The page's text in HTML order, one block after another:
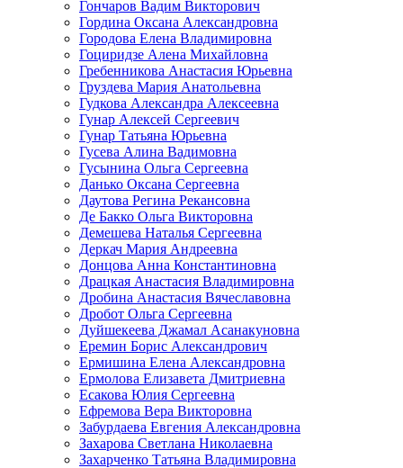
Гончаров Вадим Викторович
Гордина Оксана Александровна
Городова Елена Владимировна
Гоциридзе Алена Михайловна
Гребенникова Анастасия Юрьевна
Груздева Мария Анатольевна
Гудкова Александра Алексеевна
Гунар Алексей Сергеевич
Гунар Татьяна Юрьевна
Гусева Алина Вадимовна
Гусынина Ольга Сергеевна
Данько Оксана Сергеевна
Даутова Регина Рекансовна
Де Бакко Ольга Викторовна
Демешева Наталья Сергеевна
Деркач Мария Андреевна
Донцова Анна Константиновна
Драцкая Анастасия Владимировна
Дробина Анастасия Вячеславовна
Дробот Ольга Сергеевна
Дуйшекеева Джамал Асанакуновна
Еремин Борис Александрович
Ермишина Елена Александровна
Ермолова Елизавета Дмитриевна
Есакова Юлия Сергеевна
Ефремова Вера Викторовна
Забурдаева Евгения Александровна
Захарова Светлана Николаевна
Захарченко Татьяна Владимировна